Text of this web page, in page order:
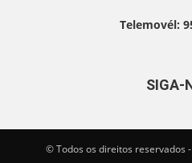
Telemovél:
SIGA-
© Todos os direitos reservados